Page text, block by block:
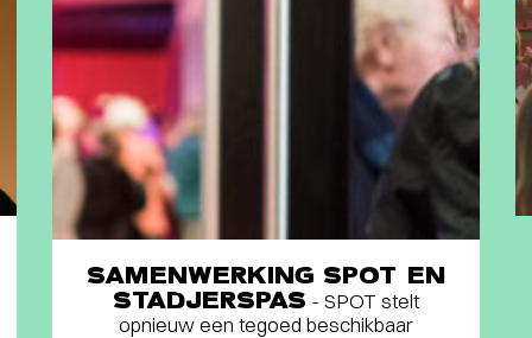
SAMENWERKING SPOT EN
STADJERSPAS - SPOT stelt
opnieuw een tegoed beschikbaar